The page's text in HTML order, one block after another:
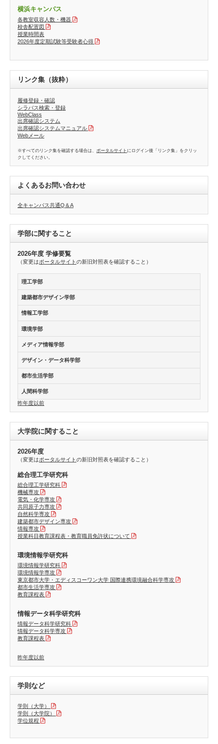
横浜キャンパス
各教室収容人数・機器
校舎配置図
授業時間表
2026年度定期試験等受験者心得
リンク集（抜粋）
履修登録・確認
シラバス検索・登録
WebClass
出席確認システム
出席確認システムマニュアル
Webメール
※すべてのリンク集を確認する場合は、 ポータルサイト にログイン後「リンク集」をクリッ
クしてください。
よくあるお問い合わせ
全キャンパス共通Q＆A
学部に関すること
2026年度 学修要覧
（変更はポータルサイトの新旧対照表を確認すること）
理工学部
建築都市デザイン学部
情報工学部
環境学部
メディア情報学部
デザイン・データ科学部
都市生活学部
人間科学部
昨年度以前
大学院に関すること
2026年度
（変更はポータルサイトの新旧対照表を確認すること）
総合理工学研究科
総合理工学研究科
機械専攻
電気・化学専攻
共同原子力専攻
自然科学専攻
建築都市デザイン専攻
情報専攻
授業科目教育課程表・教育職員免許状について
環境情報学研究科
環境情報学研究科
環境情報学専攻
東京都市大学・エディスコーワン大学 国際連携環境融合科学専攻
都市生活学専攻
教育課程表
情報データ科学研究科
情報データ科学研究科
情報データ科学専攻
教育課程表
昨年度以前
学則など
学則（大学）
学則（大学院）
学位規程